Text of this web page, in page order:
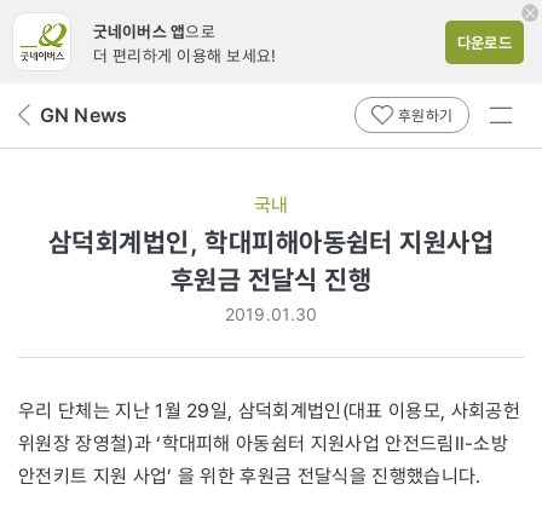
굿네이버스 앱으로
더 편리하게 이용해 보세요!
다운로드
뒤 GN News 후원하기
전체
국내
삼덕회계법인, 학대피해아동쉼터 지원사업
후원금 전달식 진행
2019.01.30
우리 단체는 지난 1월 29일, 삼덕회계법인(대표 이용모, 사회공헌
위원장 장영철)과 ‘학대피해 아동쉼터 지원사업 안전드림Ⅱ-소방
안전키트 지원 사업’ 을 위한 후원금 전달식을 진행했습니다.